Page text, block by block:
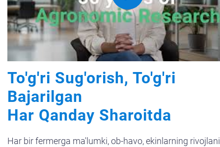
To'g'ri Sug'orish, To'g'ri
Bajarilgan
Har Qanday Sharoitda
Har bir fermerga ma'lumki, ob-havo, ekinlarning